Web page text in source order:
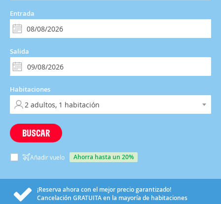
Entrada
Salida
Habitaciones
BUSCAR
Añadir vuelo ahorra hasta un 20%
¡Reserva ahora con el mejor precio garantizado!
Cancelación GRATUITAen la mayoría de habitaciones